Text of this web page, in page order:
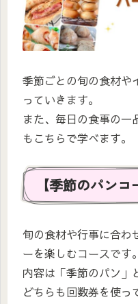
季節ごとの旬の食材や
っていきます。
また、毎日の食事の一
もこちらで学べます。
【季節のパンコ
旬の食材や行事に合わ
ーを楽しむコースです。
内容は「季節のパン」
どちらも回数券を使っ